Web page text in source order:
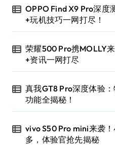
OPPO Find X9 Pro深度
+玩机技巧一网打尽！
荣耀500 Pro携MOLLY
+资讯一网打尽
真我GT8 Pro深度体验
功能全揭秘！
vivo S50 Pro mini来袭
多，体验官抢先揭秘